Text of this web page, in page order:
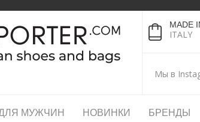
MADE
ITALY
Мы в
МУЖЧИН НОВИНКИ БРЕНДЫ